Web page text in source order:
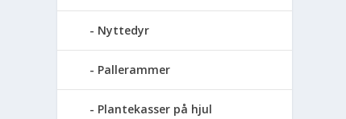
Nyttedyr
Pallerammer
Plantekasser på hjul